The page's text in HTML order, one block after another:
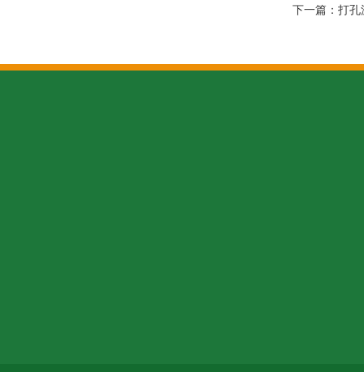
下一篇：打